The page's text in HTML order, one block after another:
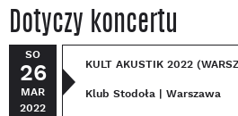
Dotyczy koncertu
SO
26
MAR
2022
KULT AKUSTIK 2022
Klub Stodoła | Warszawa